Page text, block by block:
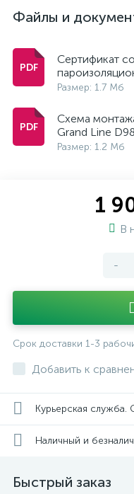
Файлы и
Сертификат
Размер: 1.7 Мб
Схема
Grand Line
Размер: 1.2 Мб
1
В
-
Срок доставки 1-3
Добавить к
Курьерская
Наличный и
Быстрый заказ